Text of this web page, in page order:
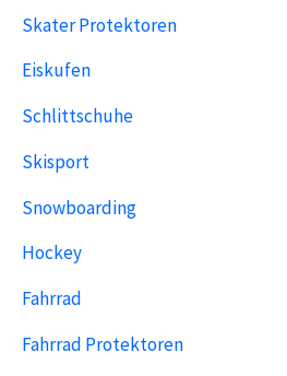
Skater Protektoren
Eiskufen
Schlittschuhe
Skisport
Snowboarding
Hockey
Fahrrad
Fahrrad Protektoren